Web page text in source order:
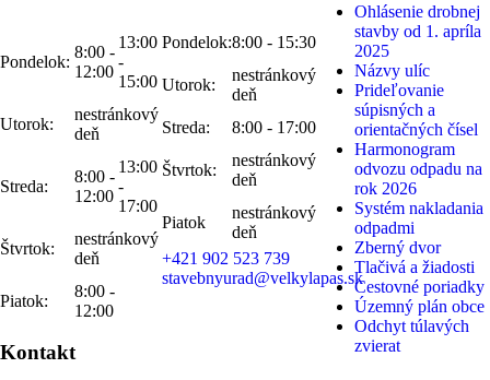
Pondelok:
8:00 -
12:00
13:00
-
15:00
Utorok:
nestránkový
deň
Streda:
8:00 -
12:00
13:00
-
17:00
Štvrtok:
nestránkový
deň
Piatok:
8:00 -
12:00
Kontakt
Pondelok:8:00 - 15:30
Utorok:
nestránkový
deň
Streda:
8:00 - 17:00
Štvrtok:
nestránkový
deň
Piatok
nestránkový
deň
+421 902 523 739
stavebnyurad@velkylapas.sk
Ohlásenie drobnej
stavby od 1. apríla
2025
Názvy ulíc
Prideľovanie
súpisných a
orientačných čísel
Harmonogram
odvozu odpadu na
rok 2026
Systém nakladania
odpadmi
Zberný dvor
Tlačivá a žiadosti
Cestovné poriadky
Územný plán obce
Odchyt túlavých
zvierat